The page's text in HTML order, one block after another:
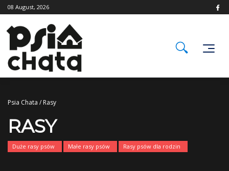
Skip
to
08 August, 2026
Psia Chata / Rasy
RASY
Duże rasy psów Małe rasy psów Rasy psów dla rodzin